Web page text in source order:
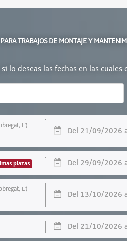
TRABAJOS DE MONTAJE Y
lo deseas las fechas en las
L')
Del 21/09/2026
plazas Del 29/09/2026
L')
Del 13/10/2026
Del 21/10/2026